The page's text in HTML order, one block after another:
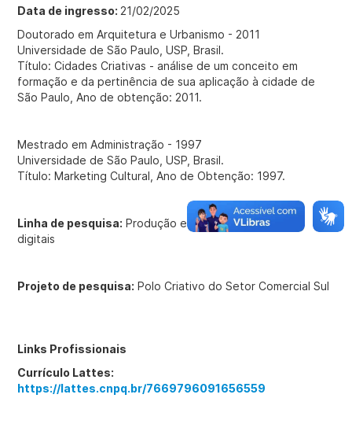
Data de ingresso: 21/02/2025
Doutorado em Arquitetura e Urbanismo - 2011
Universidade de São Paulo, USP, Brasil.
Título: Cidades Criativas - análise de um conceito em
formação e da pertinência de sua aplicação à cidade de
São Paulo, Ano de obtenção: 2011.
Mestrado em Administração - 1997
Universidade de São Paulo, USP, Brasil.
Título: Marketing Cultural, Ano de Obtenção: 1997.
Linha de pesquisa: Produção em audiovisual e mídias
digitais
Projeto de pesquisa: Polo Criativo do Setor Comercial Sul
Links Profissionais
Currículo Lattes:
https://lattes.cnpq.br/7669796091656559